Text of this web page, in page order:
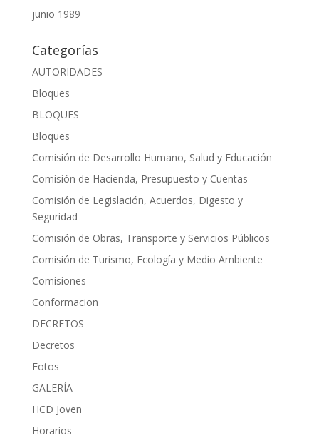
junio 1989
Categorías
AUTORIDADES
Bloques
BLOQUES
Bloques
Comisión de Desarrollo Humano, Salud y Educación
Comisión de Hacienda, Presupuesto y Cuentas
Comisión de Legislación, Acuerdos, Digesto y
Seguridad
Comisión de Obras, Transporte y Servicios Públicos
Comisión de Turismo, Ecología y Medio Ambiente
Comisiones
Conformacion
DECRETOS
Decretos
Fotos
GALERÍA
HCD Joven
Horarios